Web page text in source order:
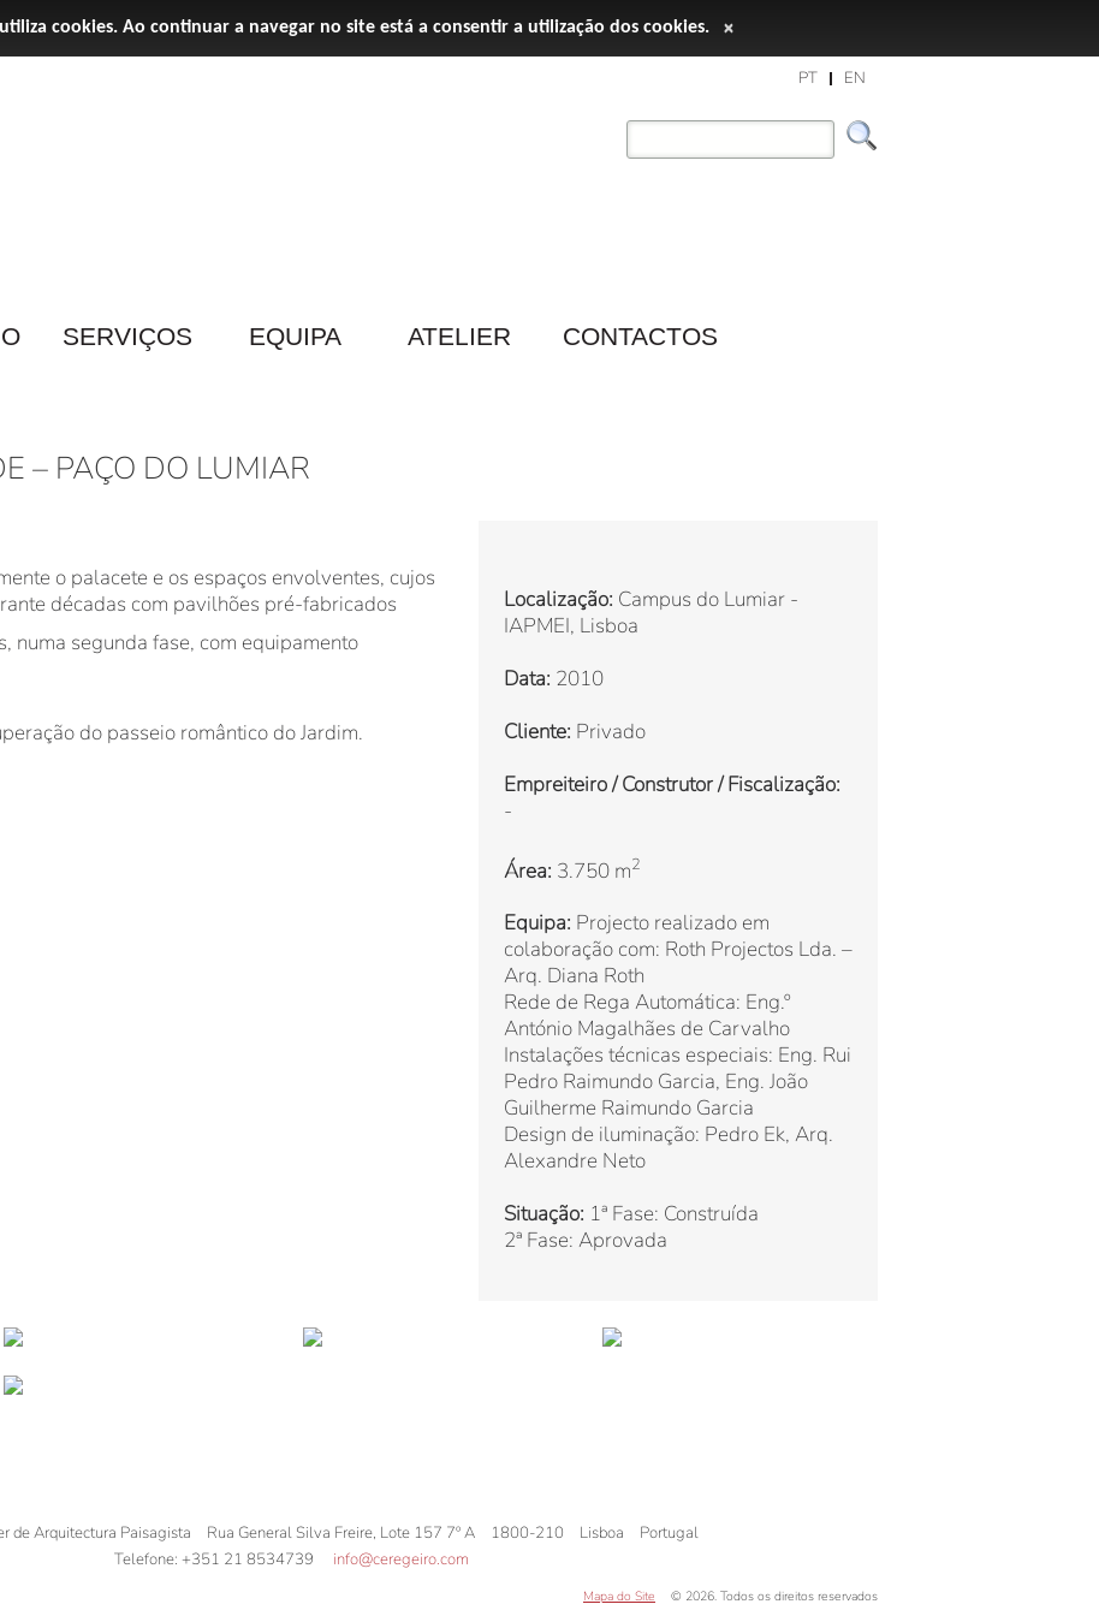
PT EN
SERVIÇOS EQUIPA ATELIER CONTACTOS
– PAÇO DO LUMIAR
o palacete e os espaços envolventes, cujos
décadas com pavilhões pré-fabricados
numa segunda fase, com equipamento
do passeio romântico do Jardim.
Localização: Campus do Lumiar -
IAPMEI, Lisboa
Data: 2010
Cliente: Privado
Empreiteiro / Construtor / Fiscalização:
-
Área: 3.750 m2
Equipa: Projecto realizado em
colaboração com: Roth Projectos Lda. –
Arq. Diana Roth
Rede de Rega Automática: Eng.º
António Magalhães de Carvalho
Instalações técnicas especiais: Eng. Rui
Pedro Raimundo Garcia, Eng. João
Guilherme Raimundo Garcia
Design de iluminação: Pedro Ek, Arq.
Alexandre Neto
Situação: 1ª Fase: Construída
2ª Fase: Aprovada
de Arquitectura Paisagista Rua General Silva Freire, Lote 157 7º A 1800-210 Lisboa
Portugal
Telefone: +351 21 8534739 info@ceregeiro.com
Mapa do Site © 2026. Todos os direitos reservados
cookies. Ao continuar a navegar no site está a consentir a utilização dos cookies. ×